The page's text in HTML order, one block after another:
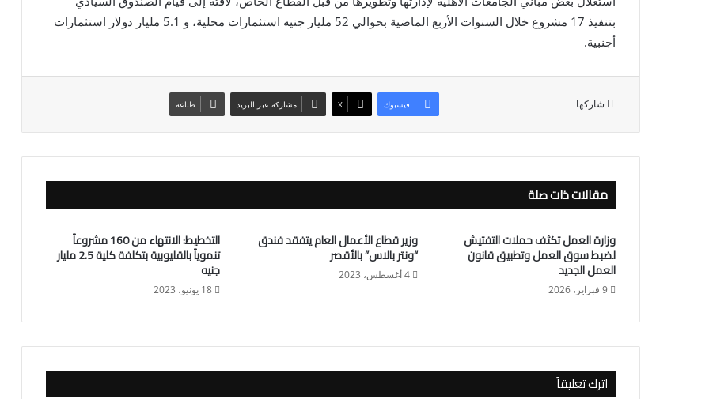
بتنفيذ 17 مشروع خلال السنوات الأربع الماضية بحوالي 52 مليار جنيه استثمارات محلية، و 5.1 مليار دولار استثمارات
أجنبية.
شاركها فيسبوك X مشاركة عبر البريد طباعة
مقالات ذات صلة
وزارة العمل تكثف حملات التفتيش
لضبط سوق العمل وتطبيق قانون
العمل الجديد
9 فبراير، 2026
وزير قطاع الأعمال العام يتفقد فندق
“ونتر بالاس” بالأقصر
4 أغسطس، 2023
التخطيط: الانتهاء من 160 مشروعاً
تنموياً بالقليوبية بتكلفة كلية 2.5 مليار
جنيه
18 يونيو، 2023
اترك تعليقاً